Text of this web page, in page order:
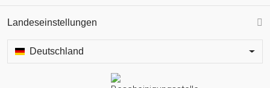
Landeseinstellungen
Deutschland